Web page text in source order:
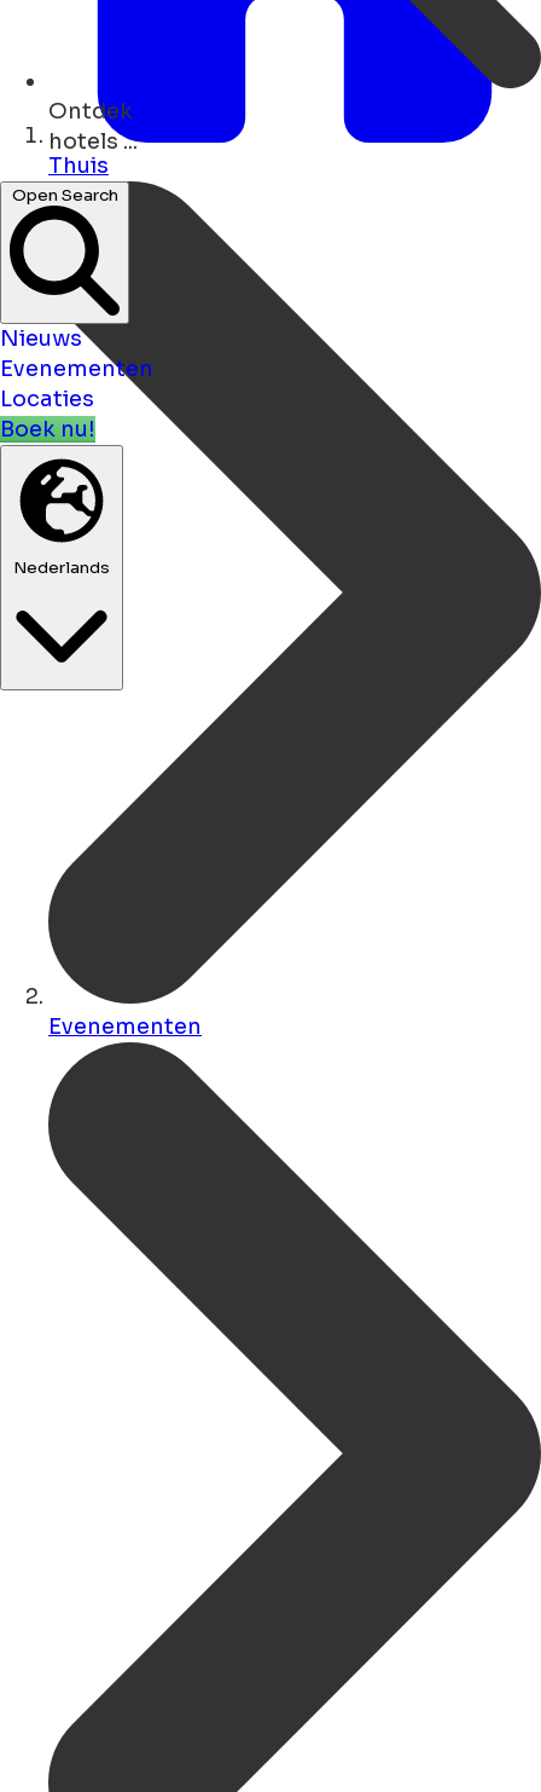
Ontdek
evenementen ...
Open Search
Nieuws
Evenementen
Locaties
Boek nu!
Nederlands
Thuis
Evenementen